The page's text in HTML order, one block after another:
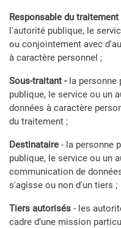
Responsable du traitement
l'autorité publique, le
ou conjointement avec
à caractère personnel ;
Sous-traitant - la personne
publique, le service ou un
données à caractère
du traitement ;
Destinataire - la personne
publique, le service ou un
communication de
s'agisse ou non d'un tiers ;
Tiers autorisés - les
cadre d’une mission